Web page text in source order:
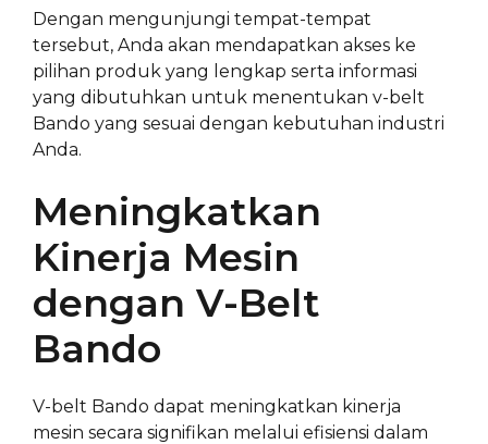
Dengan mengunjungi tempat-tempat
tersebut, Anda akan mendapatkan akses ke
pilihan produk yang lengkap serta informasi
yang dibutuhkan untuk menentukan v-belt
Bando yang sesuai dengan kebutuhan industri
Anda.
Meningkatkan
Kinerja Mesin
dengan V-Belt
Bando
V-belt Bando dapat meningkatkan kinerja
mesin secara signifikan melalui efisiensi dalam